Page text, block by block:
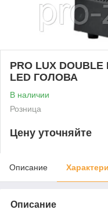
PRO LUX
LED ГОЛОВА
В наличии
Розница
Цену уточняйте
Описание
Описание